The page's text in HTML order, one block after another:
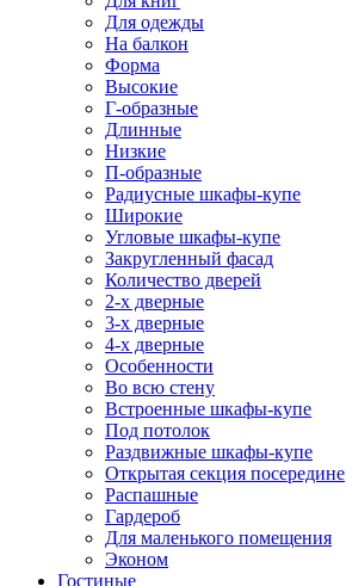
Для одежды
На балкон
Форма
Высокие
Г-образные
Длинные
Низкие
П-образные
Радиусные шкафы-купе
Широкие
Угловые шкафы-купе
Закругленный фасад
Количество дверей
2-х дверные
3-х дверные
4-х дверные
Особенности
Во всю стену
Встроенные шкафы-купе
Под потолок
Раздвижные шкафы-купе
Открытая секция посередине
Распашные
Гардероб
Для маленького помещения
Эконом
Гостиные